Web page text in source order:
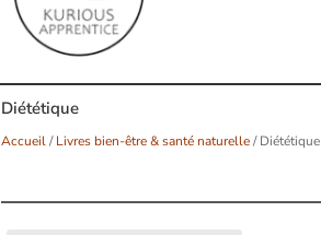
Diététique
Accueil/Livres bien-être & santé naturelle/ Diététique